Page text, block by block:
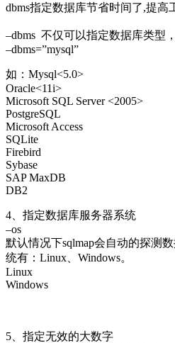
dbms指定数据库节省时间了,提高
–dbms 不仅可以指定数据库类型
–dbms=”mysql”
如：Mysql<5.0>
Oracle<11i>
Microsoft SQL Server <2005>
PostgreSQL
Microsoft Access
SQLite
Firebird
Sybase
SAP MaxDB
DB2
4、指定数据库服务器系统
–os
默认情况下sqlmap会自动的探测
统有：Linux、Windows。
Linux
Windows
5、指定无效的大数字